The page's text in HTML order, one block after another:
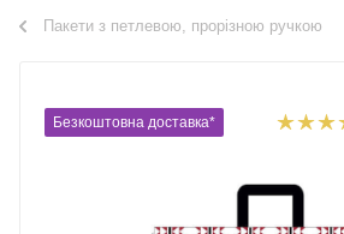
Пакети з петлевою, прорізною ручкою
Безкоштовна доставка*